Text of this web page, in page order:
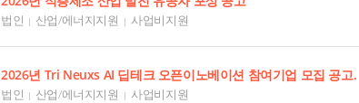
법인 산업/에너지지원 사업비지원
2026년 Tri Neuxs AI 딥테크 오픈이노베이션 참여기업 모집 공고.
법인 산업/에너지지원 사업비지원